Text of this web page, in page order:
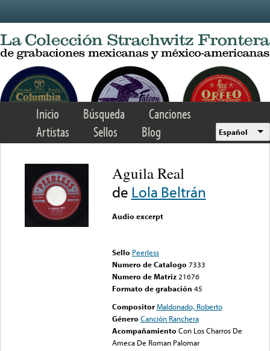
Inicio Búsqueda
Canciones
Artistas
Sellos Blog Español
Aguila Real
de Lola Beltrán
Audio excerpt
Sello Peerless
Numero de Catalogo 7333
Numero de Matriz 21676
Formato de grabación 45
Compositor Maldonado, Roberto
Género Canción Ranchera
Acompañamiento Con Los Charros De
Ameca De Roman Palomar